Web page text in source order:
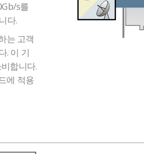
s를
다.
는 고객
. 이 기
합니다.
에 적용